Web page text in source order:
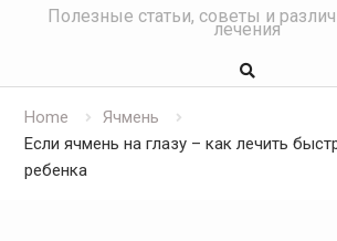
Полезные статьи, советы и
лечения
Home
Ячмень
Если ячмень на глазу – как лечить
ребенка